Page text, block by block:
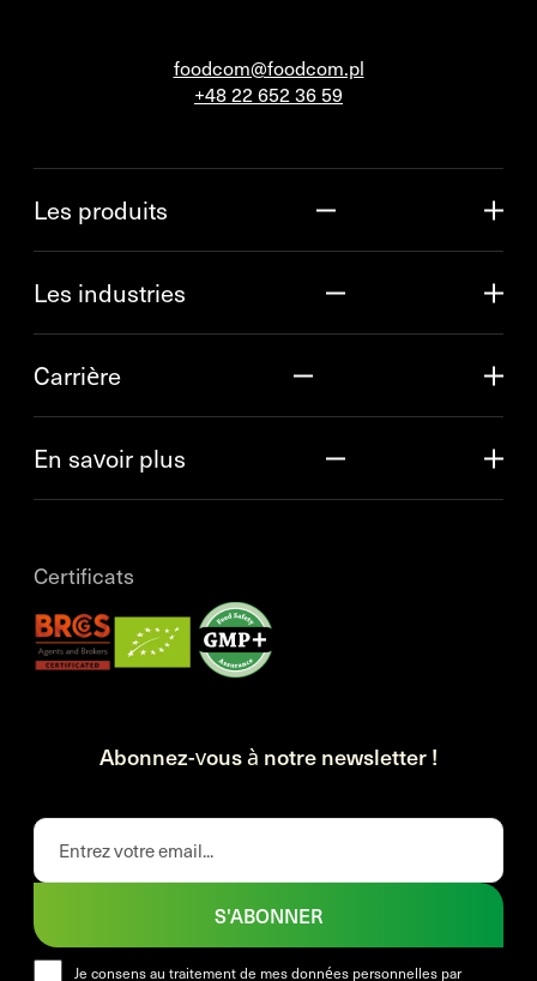
foodcom@foodcom.pl
+48 22 652 36 59
Les produits
Les industries
Carrière
En savoir plus
Certificats
Abonnez-vous à notre newsletter !
Je consens au traitement de mes données personnelles par
S'ABONNER